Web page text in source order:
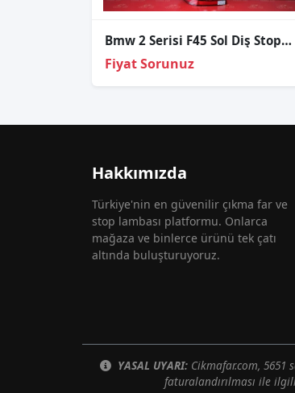
Bmw 2 Serisi F45 Sol Diş Stop Orijinal
Fiyat Sorunuz
Hakkımızda
Türkiye'nin en güvenilir çıkma far ve
stop lambası platformu. Onlarca
mağaza ve binlerce ürünü tek çatı
altında buluşturuyoruz.
YASAL UYARI: Cikmafar.com, 5651
faturalandırılması ile